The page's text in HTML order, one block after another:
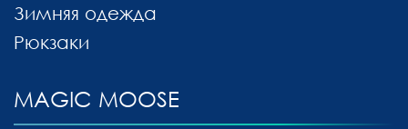
MAGIC MOOSE
Зимняя одежда
Рюкзаки